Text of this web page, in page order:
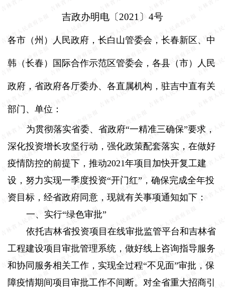
吉政办明电〔2021 〕 4号
各市（州）人民政府，长白山管委会，长春新区、中
韩（长春）国际合作示范区管委会，各县（市）人民
政府，省政府各厅委办、各直属机构，驻吉中直有关
部门、单位：
为贯彻落实省委、省政府“一精准三确保”要求，
深化投资增长攻坚行动，强化政策配套落实，在做好
疫情防控的前提下，推动2021年项目加快开复工建
设，努力实现一季度投资“开门红”，确保完成全年投
资目标，经省政府同意，现就有关事项通知如下：
一、实行“绿色审批”
依托吉林省投资项目在线审批监管平台和吉林省
工程建设项目审批管理系统，做好线上咨询指导服务
和协同服务相关工作，实现全过程“不见面”审批，保
障疫情期间项目审批工作不间断。对全省重大招商引